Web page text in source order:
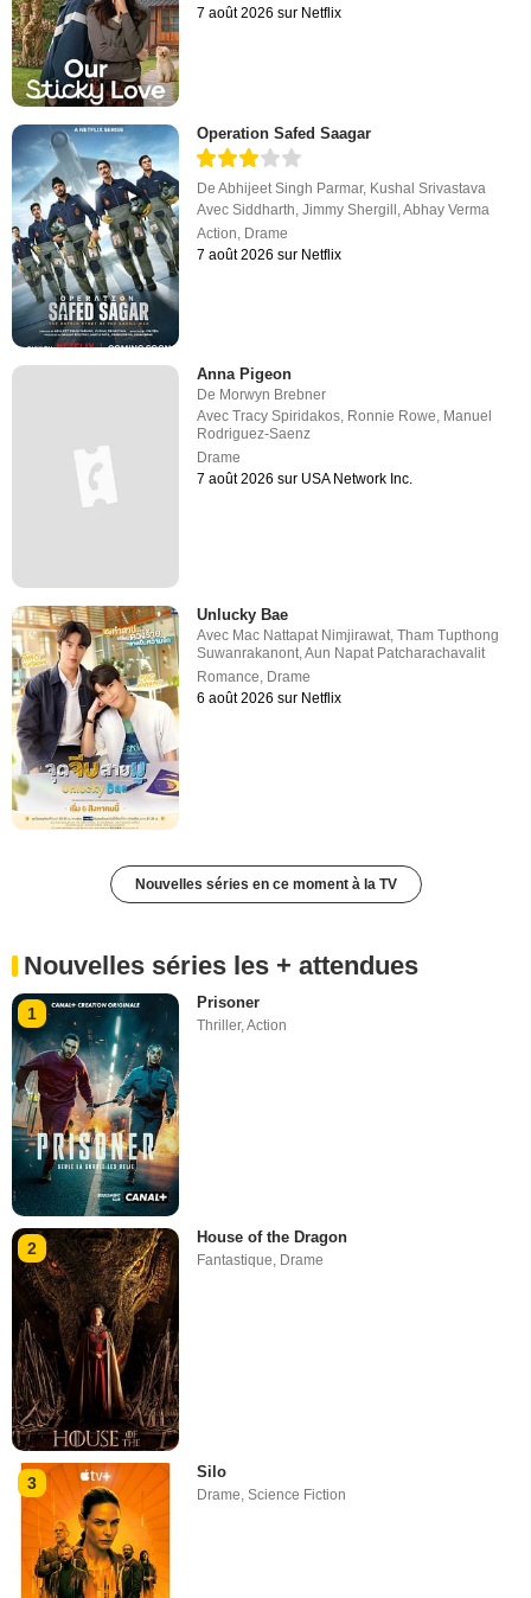
7 août 2026 sur Netflix
Operation Safed Saagar
DeAbhijeet Singh Parmar, Kushal Srivastava
AvecSiddharth ,Jimmy Shergill ,Abhay Verma
Action Drame
7 août 2026 sur Netflix
Anna Pigeon
De Morwyn Brebner
AvecTracy Spiridakos, Ronnie Rowe, Manuel
Rodriguez-Saenz
Drame
7 août 2026 sur USA Network Inc.
Unlucky Bae
Avec Mac Nattapat Nimjirawat,Tham Tupthong
Suwanrakanont,Aun Napat Patcharachavalit
Romance, Drame
6 août 2026 sur Netflix
Nouvelles séries en ce moment à la TV
Nouvelles séries les + attendues
1
Prisoner
Thriller,Action
2
House of the Dragon
Fantastique, Drame
3
Silo
Drame,Science Fiction